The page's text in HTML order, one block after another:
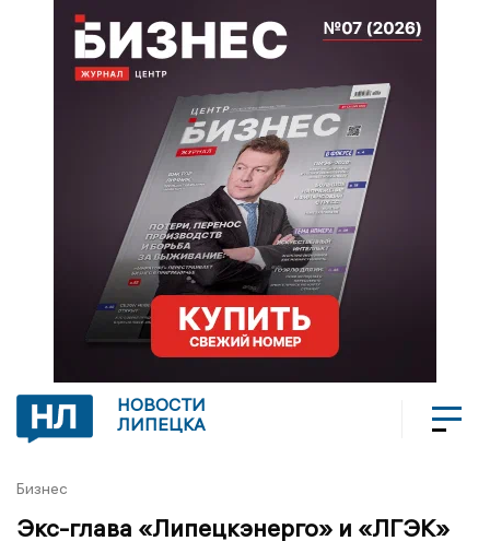
НОВОСТИ
ЛИПЕЦКА
Бизнес
Экс-глава «Липецкэнерго» и «ЛГЭК»